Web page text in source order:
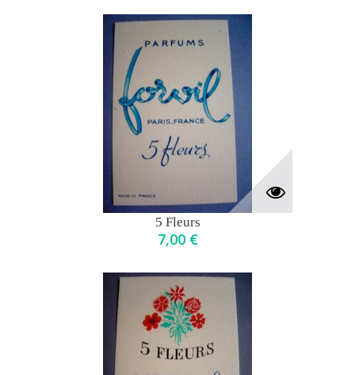
5 Fleurs
7,00 €